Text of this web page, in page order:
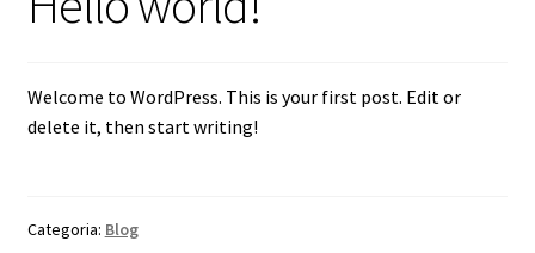
Minha Conta
Welcome to WordPress. This is your first post. Edit or
delete it, then start writing!
Categoria: Blog